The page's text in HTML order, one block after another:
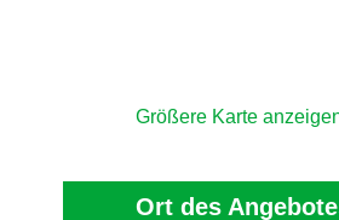
Größere Karte
Ort des